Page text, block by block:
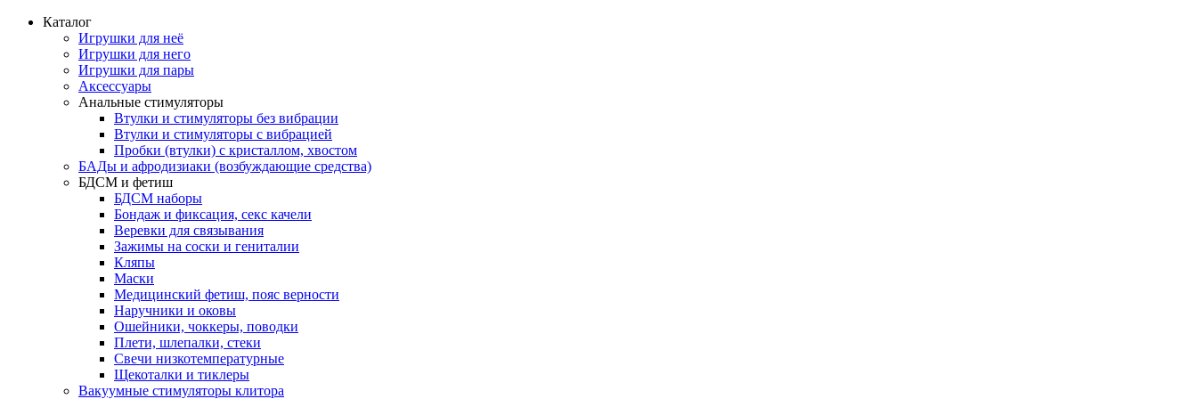
Каталог
Игрушки для неё
Игрушки для него
Игрушки для пары
Аксессуары
Анальные стимуляторы
Втулки и стимуляторы без вибрации
Втулки и стимуляторы с вибрацией
Пробки (втулки) с кристаллом, хвостом
БАДы и афродизиаки (возбуждающие средства)
БДСМ и фетиш
БДСМ наборы
Бондаж и фиксация, секс качели
Веревки для связывания
Зажимы на соски и гениталии
Кляпы
Маски
Медицинский фетиш, пояс верности
Наручники и оковы
Ошейники, чоккеры, поводки
Плети, шлепалки, стеки
Свечи низкотемпературные
Щекоталки и тиклеры
Вакуумные стимуляторы клитора